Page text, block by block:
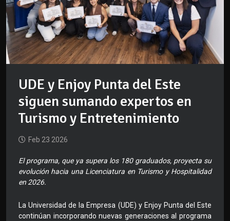
UDE y Enjoy Punta del Este
siguen sumando expertos en
Turismo y Entretenimiento
Feb 23 2026
El programa, que ya supera los 180 graduados, proyecta su
evolución hacia una Licenciatura en Turismo y Hospitalidad
en 2026.
La Universidad de la Empresa (UDE) y Enjoy Punta del Este
continúan incorporando nuevas generaciones al programa